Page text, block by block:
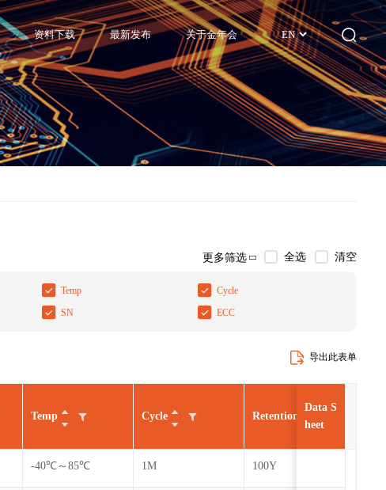
资料下载 最新发布 关于金年会 EN
更多筛选 全选 清空
Temp Cycle
SN ECC
导出此表单
Temp Cycle Retention
-40℃～85℃ 1M 100Y
Data S
heet